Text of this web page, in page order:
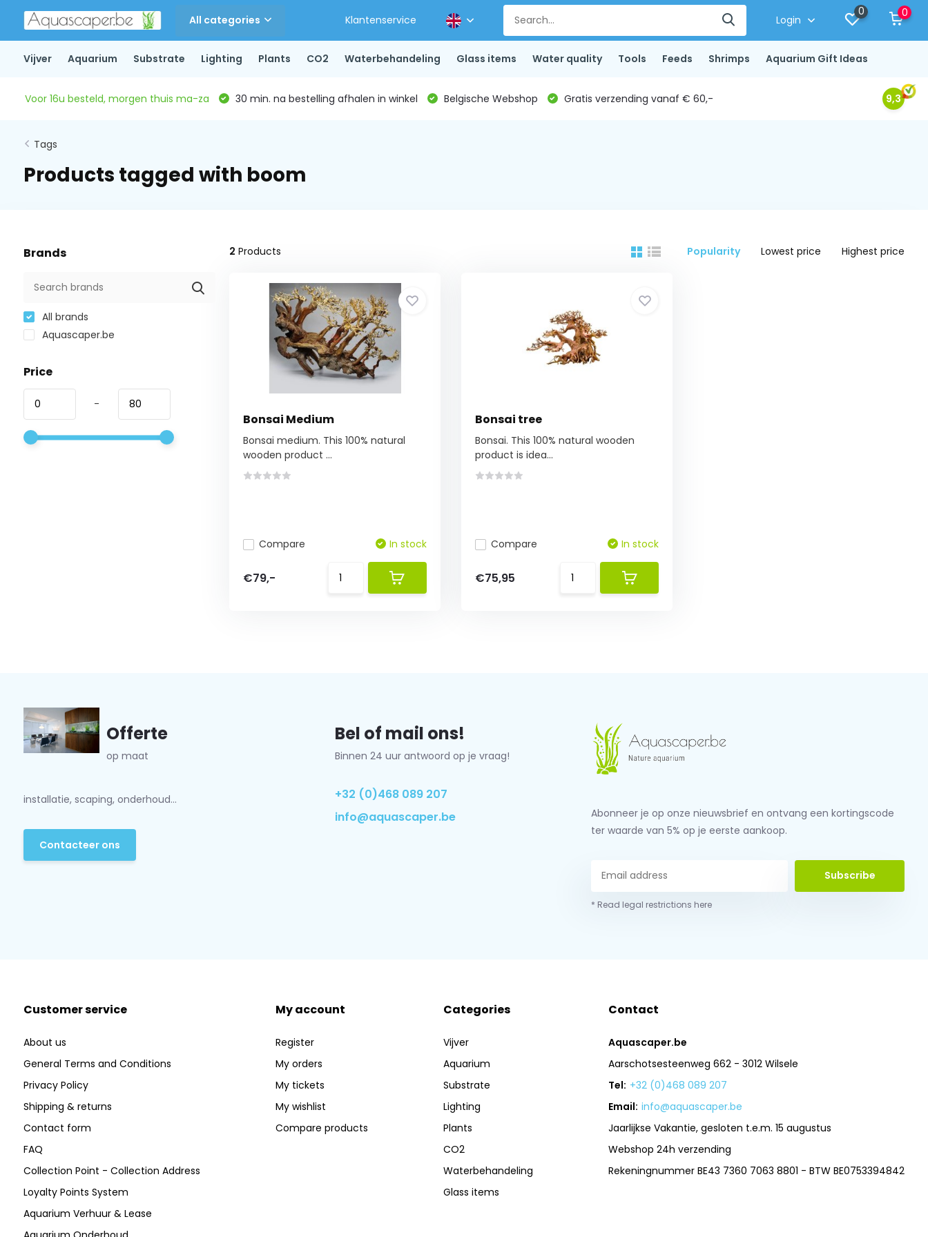
All categories Klantenservice Login
0 0
Vijver Aquarium Substrate Lighting Plants CO2 Waterbehandeling Glass items Water quality Tools Feeds Shrimps Aquarium Gift Ideas
Voor 16u besteld, morgen thuis ma-za 30 min. na bestelling afhalen in winkel Belgische Webshop Gratis verzending vanaf € 60,- 9,3
Tags
Products tagged with boom
Brands
All brands
Aquascaper.be
Price
-
2 Products Popularity Lowest price Highest price
Bonsai Medium
Bonsai medium. This 100% natural
wooden product ...
Compare In stock
€79,-
Bonsai tree
Bonsai. This 100% natural wooden
product is idea...
Compare In stock
€75,95
Offerte
op maat
installatie, scaping, onderhoud...
Contacteer ons
Bel of mail ons!
Binnen 24 uur antwoord op je vraag!
+32 (0)468 089 207
info@aquascaper.be
Abonneer je op onze nieuwsbrief en ontvang een kortingscode
ter waarde van 5% op je eerste aankoop.
Subscribe
* Read legal restrictions here
Customer service
About us
General Terms and Conditions
Privacy Policy
Shipping & returns
Contact form
FAQ
Collection Point - Collection Address
Loyalty Points System
Aquarium Verhuur & Lease
My account
Register
My orders
My tickets
My wishlist
Compare products
Categories
Vijver
Aquarium
Substrate
Lighting
Plants
CO2
Waterbehandeling
Glass items
Contact
Aquascaper.be
Aarschotsesteenweg 662 - 3012 Wilsele
Tel: +32 (0)468 089 207
Email: info@aquascaper.be
Jaarlijkse Vakantie, gesloten t.e.m. 15 augustus
Webshop 24h verzending
Rekeningnummer BE43 7360 7063 8801 - BTW BE0753394842